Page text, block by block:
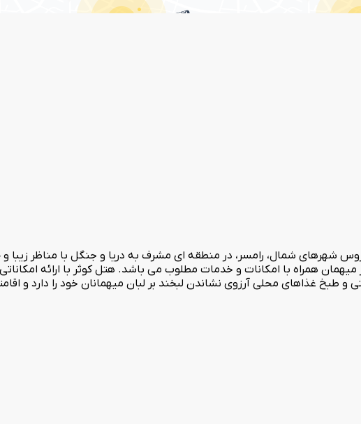
شهرهای شمال، رامسر، در منطقه ای مشرف به دریا و جنگل با مناظر زیبا و
رستوران با ظرفیت 250 نفر با بافت سنتی و طبخ غذاهای محلی آرزوی نشاندن لبخند بر لبان میهمانان خود را